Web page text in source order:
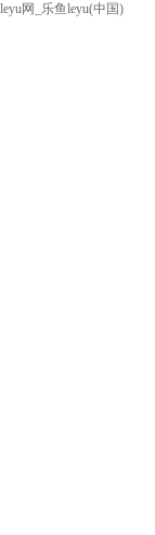
leyu网_乐鱼leyu(中国)